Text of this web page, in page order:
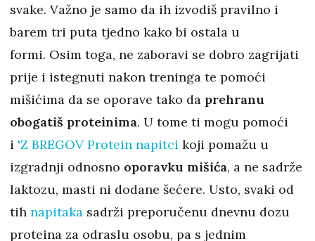
svake. Važno je samo da ih izvodiš pravilno i
barem tri puta tjedno kako bi ostala u
formi. Osim toga, ne zaboravi se dobro zagrijati
prije i istegnuti nakon treninga te pomoći
mišićima da se oporave tako da prehranu
obogatiš proteinima. U tome ti mogu pomoći
i 'Z BREGOV Protein napitci koji pomažu u
izgradnji odnosno oporavku mišića, a ne sadrže
laktozu, masti ni dodane šećere. Usto, svaki od
tih napitaka sadrži preporučenu dnevnu dozu
proteina za odraslu osobu, pa s jednim